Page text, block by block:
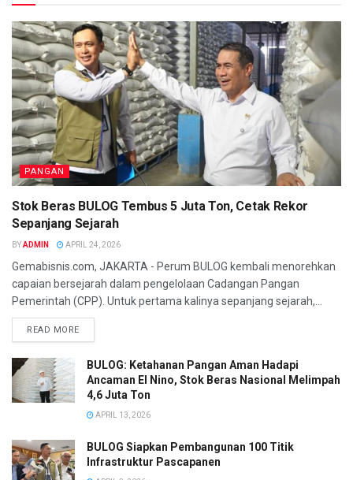
PANGAN
Stok Beras BULOG Tembus 5 Juta Ton, Cetak Rekor
Sepanjang Sejarah
BYADMIN APRIL 24, 2026
Gemabisnis.com, JAKARTA - Perum BULOG kembali menorehkan
capaian bersejarah dalam pengelolaan Cadangan Pangan
Pemerintah (CPP). Untuk pertama kalinya sepanjang sejarah,...
READ MORE
BULOG: Ketahanan Pangan Aman Hadapi
Ancaman El Nino, Stok Beras Nasional Melimpah
4,6 Juta Ton
APRIL 13, 2026
BULOG Siapkan Pembangunan 100 Titik
Infrastruktur Pascapanen